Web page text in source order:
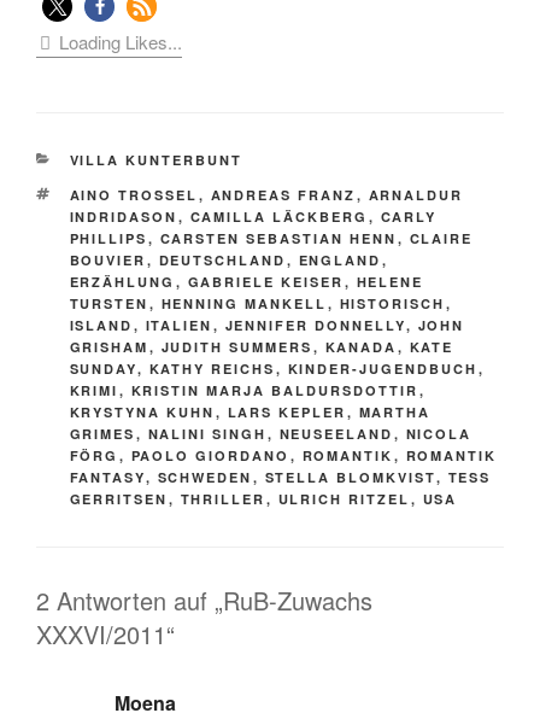
Loading Likes...
KATEGORIEN
VILLA KUNTERBUNT
SCHLAGWÖRTER
AINO TROSSEL , ANDREAS FRANZ , ARNALDUR
INDRIDASON , CAMILLA LÄCKBERG , CARLY
PHILLIPS , CARSTEN SEBASTIAN HENN , CLAIRE
BOUVIER , DEUTSCHLAND , ENGLAND ,
ERZÄHLUNG , GABRIELE KEISER , HELENE
TURSTEN , HENNING MANKELL , HISTORISCH ,
ISLAND , ITALIEN , JENNIFER DONNELLY, JOHN
GRISHAM , JUDITH SUMMERS , KANADA , KATE
SUNDAY, KATHY REICHS , KINDER-JUGENDBUCH ,
KRIMI , KRISTIN MARJA BALDURSDOTTIR ,
KRYSTYNA KUHN , LARS KEPLER , MARTHA
GRIMES , NALINI SINGH , NEUSEELAND , NICOLA
FÖRG , PAOLO GIORDANO , ROMANTIK , ROMANTIK
FANTASY, SCHWEDEN , STELLA BLOMKVIST, TESS
GERRITSEN , THRILLER , ULRICH RITZEL , USA
2 Antworten auf „RuB-Zuwachs
XXXVI/2011“
Moena